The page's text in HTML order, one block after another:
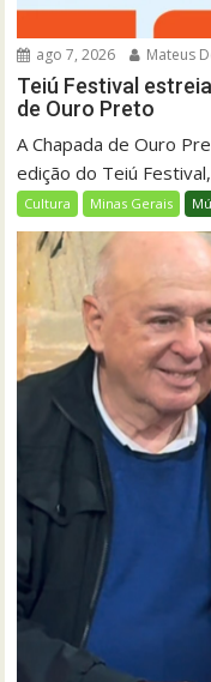
ago 7, 2026 Mateus
Teiú Festival
de Ouro Preto
A Chapada de Ouro
edição do Teiú
Cultura Minas Gerais